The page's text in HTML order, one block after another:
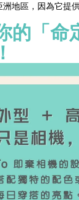
地區，因為它提
的「命